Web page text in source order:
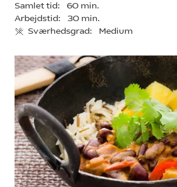
Samlet tid:
60 min.
Arbejdstid:
30 min.
Sværhedsgrad:
Medium